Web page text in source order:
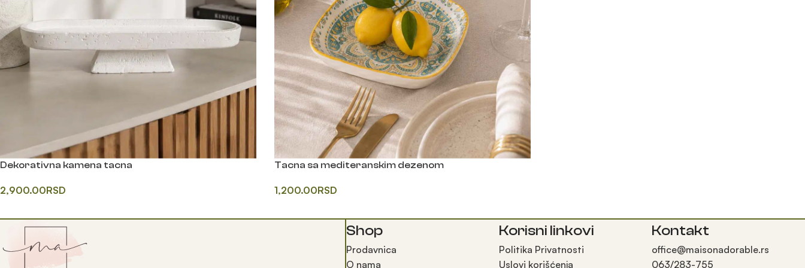
Dekorativna kamena tacna
2,900.00RSD
Tacna sa mediteranskim dezenom
1,200.00RSD
Shop
Prodavnica
O nama
Korisni linkovi
Politika Privatnosti
Uslovi korišćenja
Kontakt
office@maisonadorable.rs
063/283-755